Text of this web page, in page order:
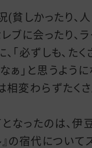
(貧しかったり、
ブに会ったり、
「必ずしも、た
」と思うように
相変わらずたく
なったのは、伊
の宿代について